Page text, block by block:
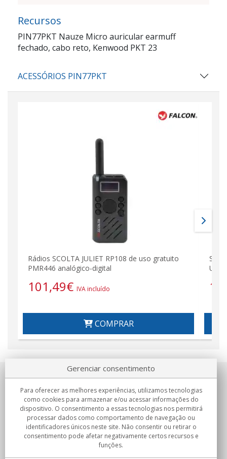
Recursos
PIN77PKT Nauze Micro auricular earmuff
fechado, cabo reto, Kenwood PKT 23
ACESSÓRIOS PIN77PKT
Rádios SCOLTA JULIET RP108 de uso gratuito
PMR446 analógico-digital
101,49€ IVA incluído
COMPRAR
Uso
Sobre nosotros
Compromissos
Compras
Gerenciar consentimento
Para oferecer as melhores experiências, utilizamos tecnologias
como cookies para armazenar e/ou acessar informações do
dispositivo. O consentimento a essas tecnologias nos permitirá
processar dados como comportamento de navegação ou
identificadores únicos neste site. Não consentir ou retirar o
consentimento pode afetar negativamente certos recursos e
funções.